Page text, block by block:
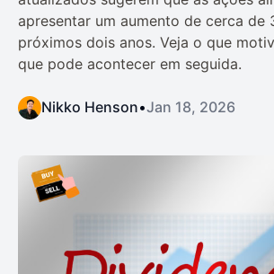
apresentar um aumento de cerca de
próximos dois anos. Veja o que
que pode acontecer em seguida.
Nikko Henson•Jan 18, 2026